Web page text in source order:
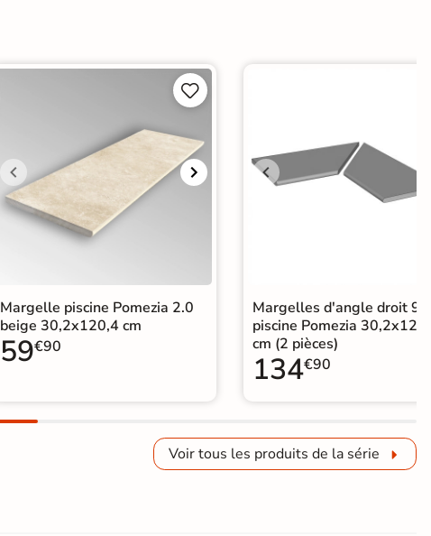


Margelle piscine Pomezia 2.0
beige 30,2x120,4 cm
59€90
Margelles d'angle droit
piscine Pomezia
cm (2 pièces)
134€90
Voir tous les produits de la série